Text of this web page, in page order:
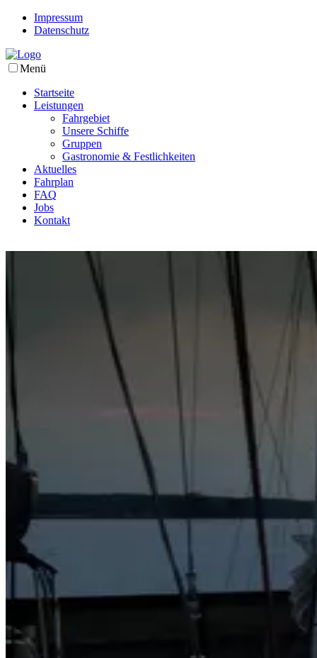
Impressum
Datenschutz
Menü
Startseite
Leistungen
Fahrgebiet
Unsere Schiffe
Gruppen
Gastronomie & Festlichkeiten
Aktuelles
Fahrplan
FAQ
Jobs
Kontakt